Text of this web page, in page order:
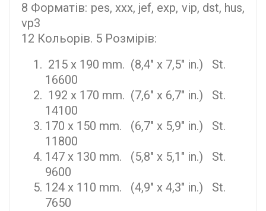
8 Форматів: pes, xxx, jef, exp, vip, dst, hus,
vp3
12 Кольорів. 5 Розмірів:
215 x 190 mm. (8,4" x 7,5" in.) St.
16600
192 x 170 mm. (7,6" x 6,7" in.) St.
14100
170 x 150 mm. (6,7" x 5,9" in.) St.
11800
147 x 130 mm. (5,8" x 5,1" in.) St.
9600
124 x 110 mm. (4,9" x 4,3" in.) St.
7650